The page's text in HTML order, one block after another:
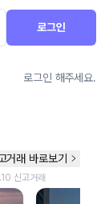
로그인
로그인 해주세요.